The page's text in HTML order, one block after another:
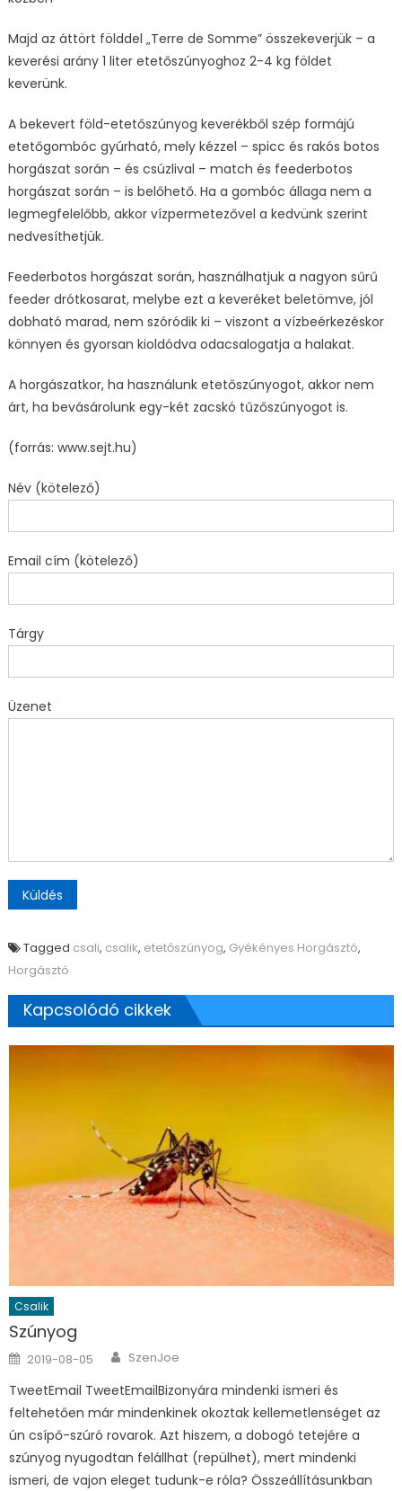
Majd az áttört földdel „Terre de Somme” összekeverjük – a
keverési arány 1 liter etetőszúnyoghoz 2-4 kg földet
keverünk.
A bekevert föld-etetőszúnyog keverékből szép formájú
etetőgombóc gyúrható, mely kézzel – spicc és rakós botos
horgászat során – és csúzlival – match és feederbotos
horgászat során – is belőhető. Ha a gombóc állaga nem a
legmegfelelőbb, akkor vízpermetezővel a kedvünk szerint
nedvesíthetjük.
Feederbotos horgászat során, használhatjuk a nagyon sűrű
feeder drótkosarat, melybe ezt a keveréket beletömve, jól
dobható marad, nem szóródik ki – viszont a vízbeérkezéskor
könnyen és gyorsan kioldódva odacsalogatja a halakat.
A horgászatkor, ha használunk etetőszúnyogot, akkor nem
árt, ha bevásárolunk egy-két zacskó tűzőszúnyogot is.
(forrás: www.sejt.hu)
Név (kötelező)
Email cím (kötelező)
Tárgy
Üzenet
Tagged csali, csalik, etetőszúnyog, Gyékényes Horgásztó,
Horgásztó
Kapcsolódó cikkek
Csalik
Szúnyog
Posted on
2019-08-05 Author
SzenJoe
TweetEmail TweetEmailBizonyára mindenki ismeri és
feltehetően már mindenkinek okoztak kellemetlenséget az
ún csípő-szúró rovarok. Azt hiszem, a dobogó tetejére a
szúnyog nyugodtan felállhat (repülhet), mert mindenki
ismeri, de vajon eleget tudunk-e róla? Összeállításunkban